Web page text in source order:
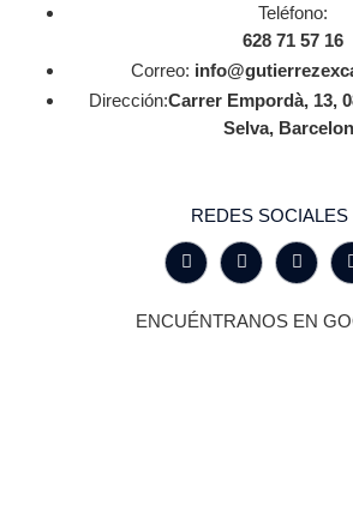
Teléfono:
628 71 57 16
Correo:
Dirección:Carrer Empordà, 13,
Selva,
REDES SOCIALES
ENCUÉNTRANOS EN